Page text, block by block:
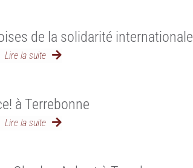
de la solidarité internationale
Lire la suite
à Terrebonne
Lire la suite